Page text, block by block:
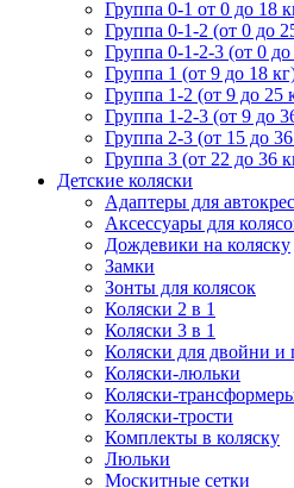
Группа 0-1 от 0 до 18
Группа 0-1-2 (от 0 до
Группа 0-1-2-3 (от 0 до
Группа 1 (от 9 до 18
Группа 1-2 (от 9 до 25
Группа 1-2-3 (от 9 до
Группа 2-3 (от 15 до
Группа 3 (от 22 до 36
Детские коляски
Адаптеры для
Аксессуары для
Дождевики на коляску
Замки
Зонты для колясок
Коляски 2 в 1
Коляски 3 в 1
Коляски для двойни и
Коляски-люльки
Коляски-
Коляски-трости
Комплекты в коляску
Люльки
Москитные сетки